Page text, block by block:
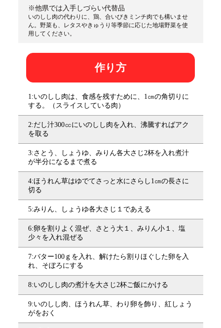
※他県では入手しづらい代替品
いのしし肉の代わりに、鶏、合いびきミンチ肉でも構いませ
ん。野菜も、レタスやきゅうり等季節に応じた地場野菜を使
用してください。
作り方
1:いのしし肉は、食感を残すために、1㎝の角切りに
する。（スライスしている肉）
2:だし汁300㏄にいのしし肉を入れ、沸騰すればアク
を取る
3:さとう、しょうゆ、みりん各大さじ2杯を入れ煮汁
が半分になるまで煮る
4:ほうれん草はゆでてさっと水にさらし1㎝の長さに
切る
5:みりん、しょうゆ各大さじ１であえる
6:卵を割りよく混ぜ、さとう大１、みりん小１、塩
少々を入れ混ぜる
7:バター100ｇを入れ、解けたら割りほぐした卵を入
れ、そぼろにする
8:いのしし肉の煮汁を大さじ2杯ご飯にかける
9:いのしし肉、ほうれん草、わり卵を飾り、紅しょう
がをおく